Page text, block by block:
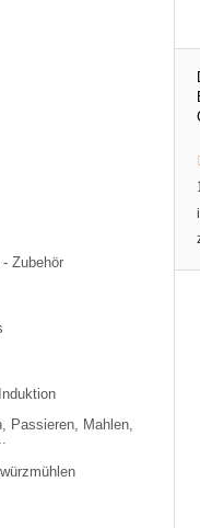
Zubehör
Passieren, Mahlen,